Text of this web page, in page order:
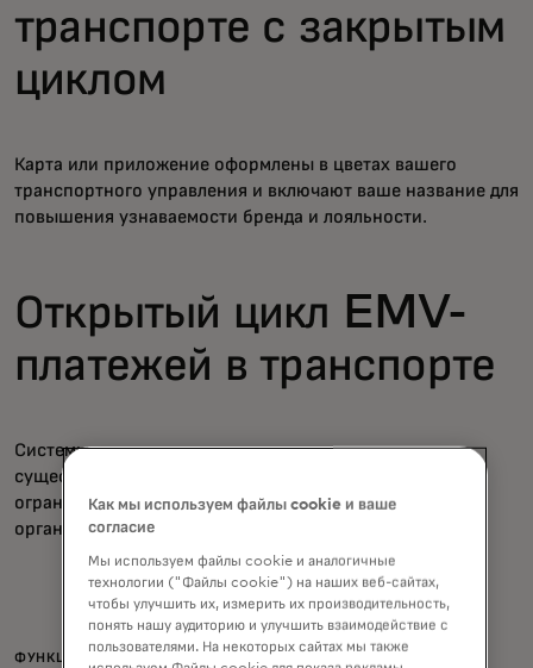
транспорте с закрытым
циклом
Карта или приложение оформлены в цветах вашего
транспортного управления и включают ваше название для
повышения узнаваемости бренда и лояльности.
Открытый цикл EMV-
платежей в транспорте
Системы оплаты с открытым циклом используют
существующие дебетовые и кредитные карты, что
ограничивает узнаваемость бренда для транспортных
органов.
ФУНКЦИИ
Как мы используем файлы cookie и ваше
согласие
Мы используем файлы cookie и аналогичные
технологии ("Файлы cookie") на наших веб-сайтах,
чтобы улучшить их, измерить их производительность,
понять нашу аудиторию и улучшить взаимодействие с
пользователями. На некоторых сайтах мы также